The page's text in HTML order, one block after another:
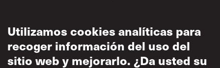
Utilizamos cookies analíticas para
recoger información del uso del
sitio web y mejorarlo. ¿Da usted su